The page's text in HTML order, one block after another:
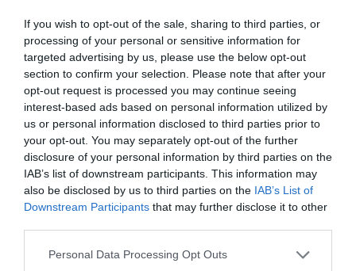
If you wish to opt-out of the sale, sharing to third parties, or
processing of your personal or sensitive information for
targeted advertising by us, please use the below opt-out
section to confirm your selection. Please note that after your
opt-out request is processed you may continue seeing
interest-based ads based on personal information utilized by
us or personal information disclosed to third parties prior to
your opt-out. You may separately opt-out of the further
disclosure of your personal information by third parties on the
IAB’s list of downstream participants. This information may
also be disclosed by us to third parties on the IAB’s List of
Downstream Participants that may further disclose it to other
Please note that this website/app uses one or more Google
Personal Data Processing Opt Outs
μια νέα βιομηχανική
επανάσταση»
Νέος οδηγός του ΕΚΤ
για τη χρηματοδότηση
των ελληνικών
επιχειρήσεων στον
χώρο της άμυνας
31.07.2026
Η πιο ταξιδιάρικη
βαλίτσα του φετινού
καλοκαιριού έχει την
υπογραφή της Xiaomi
31.07.2026
ΟΛΗ Η ΡΟΗ ΕΙΔΗΣΕΩΝ